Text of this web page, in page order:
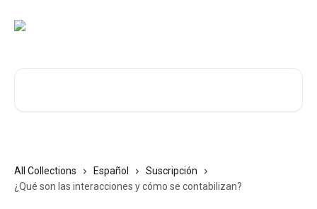
All Collections Español
Suscripción
¿Qué son las interacciones y cómo se contabilizan?